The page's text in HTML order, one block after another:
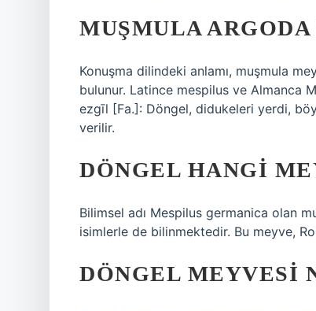
MUŞMULA
Konuşma dilindeki anlamı, muşmula
bulunur. Latince mespilus ve Almanca
ezgīl [Fa.]: Döngel, didukeleri yerdi,
verilir.
DÖNGEL HANGI
Bilimsel adı Mespilus germanica olan
isimlerle de bilinmektedir. Bu meyve,
DÖNGEL MEYVESI